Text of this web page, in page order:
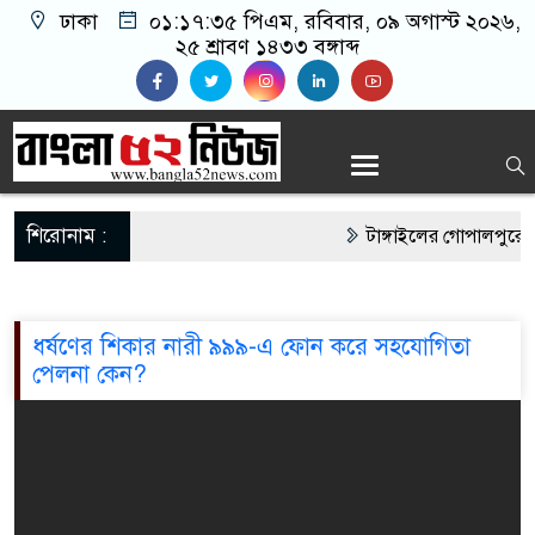
ঢাকা ০১:১৭:৩৫ পিএম, রবিবার, ০৯ অগাস্ট ২০২৬,
২৫ শ্রাবণ ১৪৩৩ বঙ্গাব্দ
শিরোনাম : টাঙ্গাইলের গোপালপুরে
সৌদি আরব ভিশন
ধর্ষণের শিকার নারী ৯৯৯-এ ফোন করে সহযোগিতা
পেলনা কেন?